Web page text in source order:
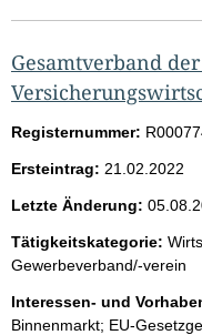
Gesamtverband
Registernummer:
Ersteintrag: 21.02.2022
Letzte Änderung:
Tätigkeitskategorie:
Gewerbeverband/-verein
Interessen- und
Binnenmarkt; EU-